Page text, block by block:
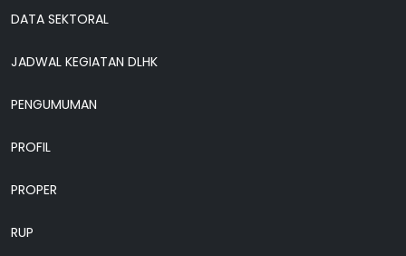
DATA SEKTORAL
JADWAL KEGIATAN DLHK
PENGUMUMAN
PROFIL
PROPER
RUP